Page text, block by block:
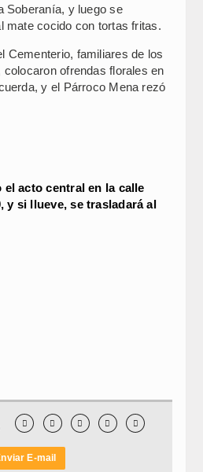
Soberanía, y luego se
mate cocido con tortas fritas.
Cementerio, familiares de los
ofrendas florales en
y el Párroco Mena rezó
el acto central en la calle
y si llueve, se trasladará al
    
E-mail